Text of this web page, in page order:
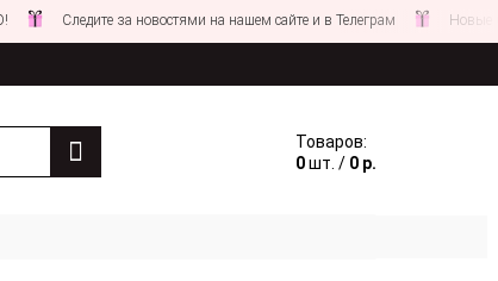
Следите за новостями на нашем сайте и в Телеграм Новые СКИДКИ
Товаров:
0шт. / 0 р.